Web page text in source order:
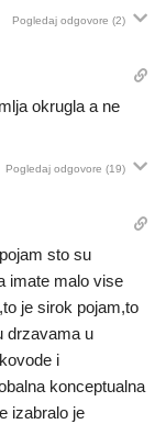
Pogledaj odgovore (2)
okrugla a ne
Pogledaj odgovore (19)
sto su
imate malo vise
je sirok pojam,to
drzavama u
i
konceptualna
izabralo je